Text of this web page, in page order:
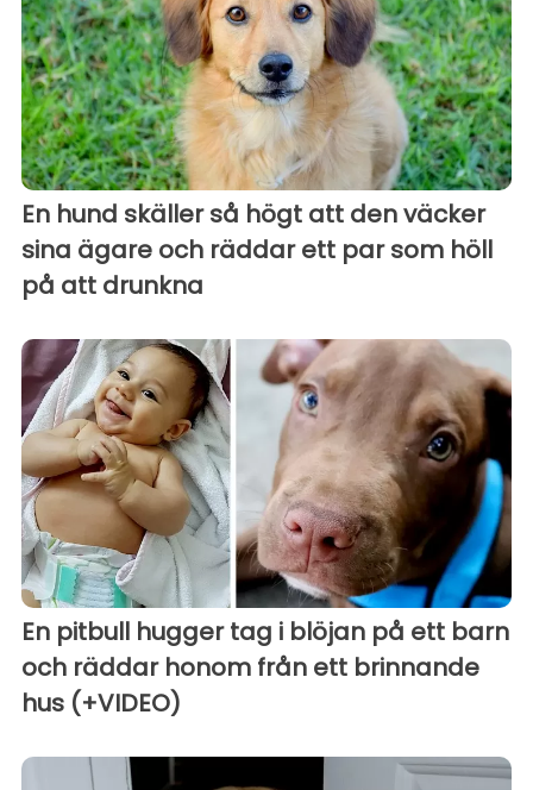
En hund skäller så högt att den väcker
sina ägare och räddar ett par som höll
på att drunkna
En pitbull hugger tag i blöjan på ett barn
och räddar honom från ett brinnande
hus (+VIDEO)